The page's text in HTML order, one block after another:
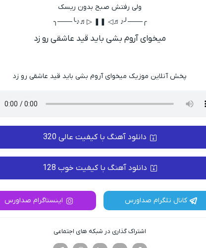
ولی رفتش صبح بدون ریسک
╭───╯♪♬◁ ❚❚ ▷♬♪╰───╮
میخوای آروم بشی باید قید عاشقی رو زد
پخش آنلاین موزیک میخوای آروم بشی باید قید عاشقی رو زد
دانلود آهنگ با کیفیت عالی 320
دانلود آهنگ با کیفیت خوب 128
کانال تلگرام صداورس اینستاگرام صداورس
اشتراک گذاری در شبکه های اجتماعی